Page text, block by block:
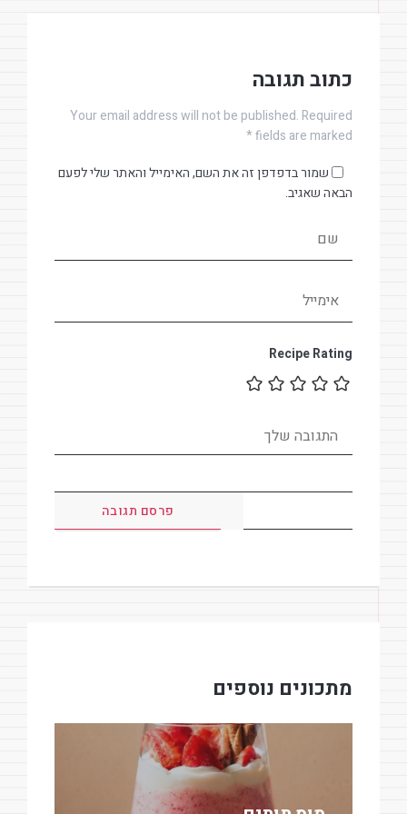
כתוב תגובה
Your email address will not be published. Required
fields are marked *
שמור בדפדפן זה את השם, האימייל והאתר שלי לפעם
הבאה שאגיב.
Recipe Rating
מתכונים נוספים